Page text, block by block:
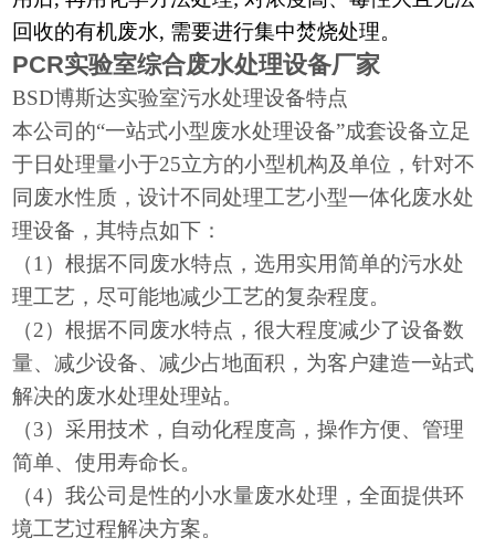
回收的有机废水, 需要进行集中焚烧处理。
PCR实验室综合废水处理设备厂家
BSD博斯达实验室污水处理设备特点
本公司的“一站式小型废水处理设备”成套设备立足
于日处理量小于25立方的小型机构及单位，针对不
同废水性质，设计不同处理工艺小型一体化废水处
理设备，其特点如下：
（1）根据不同废水特点，选用实用简单的污水处
理工艺，尽可能地减少工艺的复杂程度。
（2）根据不同废水特点，很大程度减少了设备数
量、减少设备、减少占地面积，为客户建造一站式
解决的废水处理处理站。
（3）采用技术，自动化程度高，操作方便、管理
简单、使用寿命长。
（4）我公司是性的小水量废水处理，全面提供环
境工艺过程解决方案。